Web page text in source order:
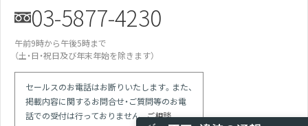
03-5877-4230
午前9時から午後5時まで
（土・日・祝日及び年末年始を除きます）
セールスのお電話はお断りいたします。また、
掲載内容に関するお問合せ・ご質問等のお電
話での受付は行っておりません。ご相談
による効果効能の保証と解され違反では
競合の会社が化粧品登録をしていない商品
で「スキンケア」等の表現を使っている